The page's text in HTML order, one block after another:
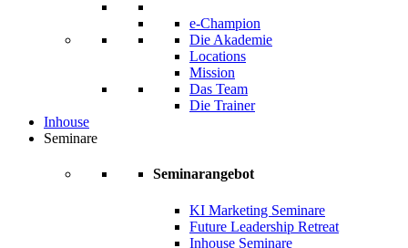
e-Champion
Die Akademie
Locations
Mission
Das Team
Die Trainer
Inhouse
Seminare
Seminarangebot
KI Marketing Seminare
Future Leadership Retreat
Inhouse Seminare